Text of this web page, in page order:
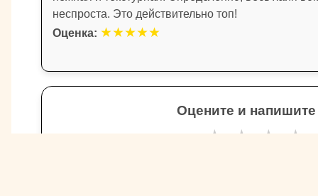
неспроста. Это действительно топ!
Оценка: ★★★★★
Оцените и
★ ★ ★ ★